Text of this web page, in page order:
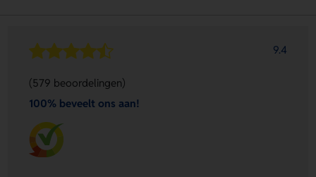
9.4
(579 beoordelingen)
100% beveelt ons aan!